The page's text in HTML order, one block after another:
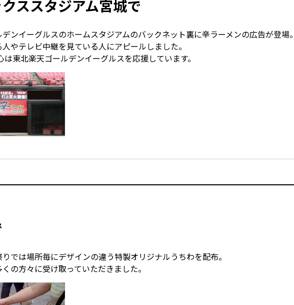
ススタジアム宮城で
ンイーグルスのホームスタジアムのバックネット裏に辛ラーメンの広告が登場。
やテレビ中継を見ている人にアピールしました。
東北楽天ゴールデンイーグルスを応援しています。
では場所毎にデザインの違う特製オリジナルうちわを配布。
の方々に受け取っていただきました。